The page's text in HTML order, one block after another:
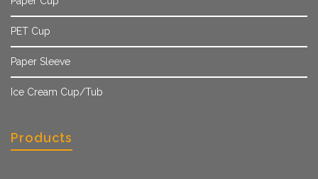
PET Cup
Paper Sleeve
Ice Cream Cup/Tub
Products